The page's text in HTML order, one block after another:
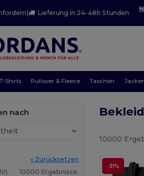
| Lieferung in 24-48h Stunden
T-Shirts Pullover & Fleece Taschen
nach
« Zurücksetzen
10000 Ergebnisse.
10000
-31%